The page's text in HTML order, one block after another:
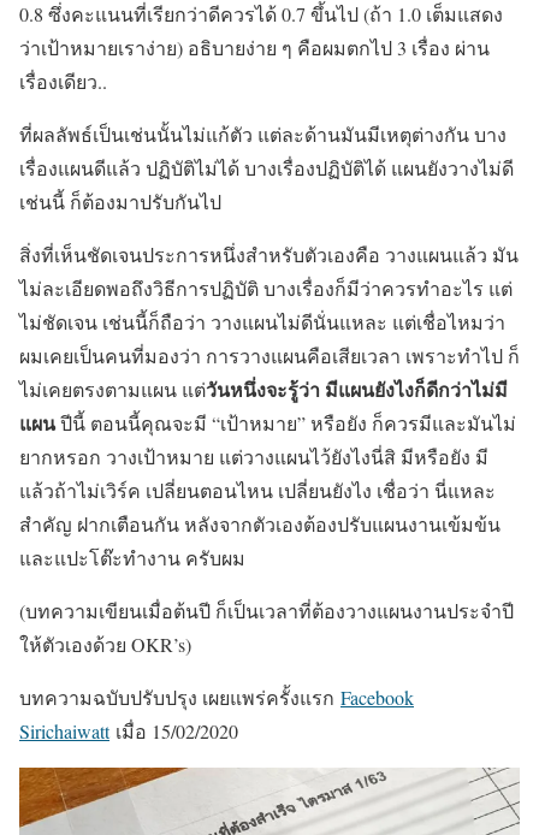
0.8 ซึ่งคะแนนที่เรียกว่าดีควรได้ 0.7 ขึ้นไป (ถ้า 1.0 เต็มแสดง
ว่าเป้าหมายเราง่าย) อธิบายง่าย ๆ คือผมตกไป 3 เรื่อง ผ่าน
เรื่องเดียว..
ที่ผลลัพธ์เป็นเช่นนั้นไม่แก้ตัว แต่ละด้านมันมีเหตุต่างกัน บาง
เรื่องแผนดีแล้ว ปฏิบัติไม่ได้ บางเรื่องปฏิบัติได้ แผนยังวางไม่ดี
เช่นนี้ ก็ต้องมาปรับกันไป
สิ่งที่เห็นชัดเจนประการหนึ่งสำหรับตัวเองคือ วางแผนแล้ว มัน
ไม่ละเอียดพอถึงวิธีการปฏิบัติ บางเรื่องก็มีว่าควรทำอะไร แต่
ไม่ชัดเจน เช่นนี้ก็ถือว่า วางแผนไม่ดีนั่นแหละ แต่เชื่อไหมว่า
ผมเคยเป็นคนที่มองว่า การวางแผนคือเสียเวลา เพราะทำไป ก็
ไม่เคยตรงตามแผน แต่วันหนึ่งจะรู้ว่า มีแผนยังไงก็ดีกว่าไม่มี
แผนปีนี้ ตอนนี้คุณจะมี “เป้าหมาย” หรือยัง ก็ควรมีและมันไม่
ยากหรอก วางเป้าหมาย แต่วางแผนไว้ยังไงนี่สิ มีหรือยัง มี
แล้วถ้าไม่เวิร์ค เปลี่ยนตอนไหน เปลี่ยนยังไง เชื่อว่า นี่แหละ
สำคัญ ฝากเตือนกัน หลังจากตัวเองต้องปรับแผนงานเข้มข้น
และแปะโต๊ะทำงาน ครับผม
(บทความเขียนเมื่อต้นปี ก็เป็นเวลาที่ต้องวางแผนงานประจำปี
ให้ตัวเองด้วย OKR’s)
บทความฉบับปรับปรุง เผยแพร่ครั้งแรก Facebook
Sirichaiwattเมื่อ 15/02/2020